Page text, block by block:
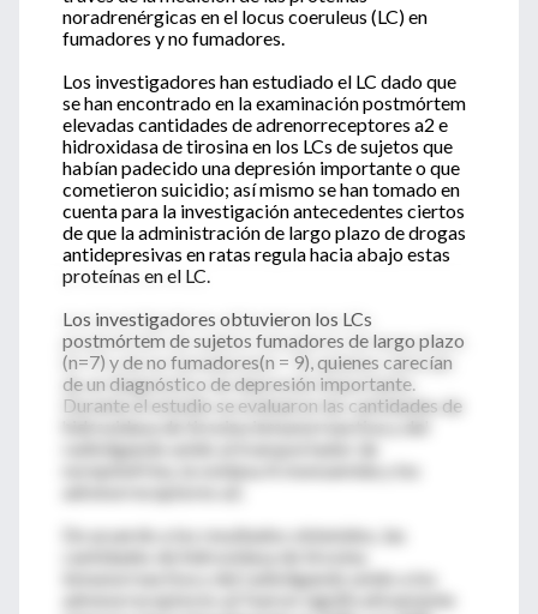
noradrenérgicas en el locus coeruleus (LC) en
fumadores y no fumadores.
Los investigadores han estudiado el LC dado que
se han encontrado en la examinación postmórtem
elevadas cantidades de adrenorreceptores a2 e
hidroxidasa de tirosina en los LCs de sujetos que
habían padecido una depresión importante o que
cometieron suicidio; así mismo se han tomado en
cuenta para la investigación antecedentes ciertos
de que la administración de largo plazo de drogas
antidepresivas en ratas regula hacia abajo estas
proteínas en el LC.
Los investigadores obtuvieron los LCs
postmórtem de sujetos fumadores de largo plazo
(n=7) y de no fumadores(n = 9), quienes carecían
de un diagnóstico de depresión importante.
Durante el estudio se evaluaron las cantidades de
norepinefrina, la oxidasa A monoamida y los
De acuerdo a los resultados obtenidos, las
inmunorreactiva y del radioligando unido a los
adrenorreceptores a2 fueron significativamente